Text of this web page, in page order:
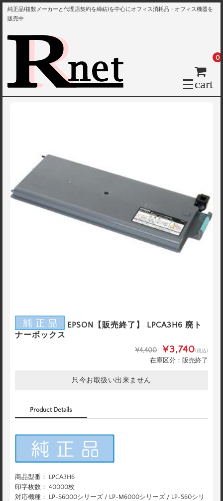
純正品(複数メーカーと代理店契約を締結)を中心にオフィス消耗品・オフィス機器を
販売中
cart
0
EPSON【販売終了】 LPCA3H6 廃ト
ナーボックス
¥4,400 ¥3,740(税込)
在庫区分：販売終了
只今お取扱い出来ません
Product Details
商品型番： LPCA3H6
印字枚数： 40000枚
対応機種： LP-S6000シリーズ / LP-M6000シリーズ / LP-S60シリ